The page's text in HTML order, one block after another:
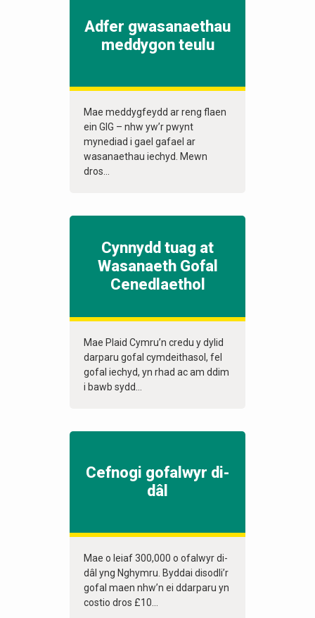
Adfer gwasanaethau
meddygon teulu
Mae meddygfeydd ar reng flaen
ein GIG – nhw yw’r pwynt
mynediad i gael gafael ar
wasanaethau iechyd. Mewn
dros...
Cynnydd tuag at
Wasanaeth Gofal
Cenedlaethol
Mae Plaid Cymru’n credu y dylid
darparu gofal cymdeithasol, fel
gofal iechyd, yn rhad ac am ddim
i bawb sydd...
Cefnogi gofalwyr di-
dâl
Mae o leiaf 300,000 o ofalwyr di-
dâl yng Nghymru. Byddai disodli’r
gofal maen nhw’n ei ddarparu yn
costio dros £10...